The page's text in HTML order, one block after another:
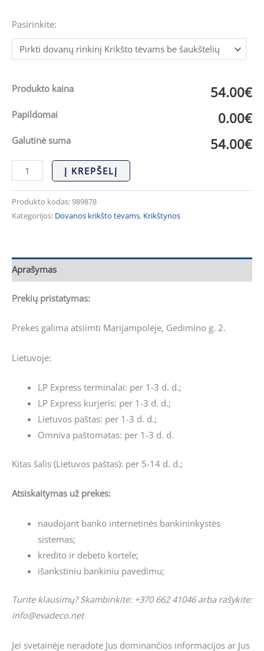
Pasirinkite:
Produkto kaina 54.00€
Papildomai 0.00€
Galutinė suma 54.00€
Į KREPŠELĮ
Produkto kodas:989878
Kategorijos: Dovanos krikšto tėvams, Krikštynos
Aprašymas
Prekių pristatymas:
Prekes galima atsiimti Marijampolėje, Gedimino g. 2.
Lietuvoje:
LP Express terminalai: per 1-3 d. d.;
LP Express kurjeris: per 1-3 d. d.;
Lietuvos paštas: per 1-3 d. d.;
Omniva paštomatas: per 1-3 d. d.
Kitas šalis (Lietuvos paštas): per 5-14 d. d.;
Atsiskaitymas už prekes:
naudojant banko internetinės bankininkystės
sistemas;
kredito ir debeto kortele;
išankstiniu bankiniu pavedimu;
Turite klausimų? Skambinkite: +370 662 41046 arba rašykite:
info@evadeco.net
Jei svetainėje neradote Jus dominančios informacijos ar Jus